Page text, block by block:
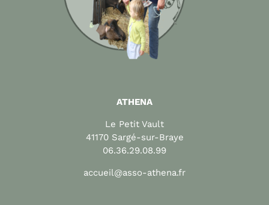
ATHENA
Le Petit Vault
41170 Sargé-sur-Braye
06.36.29.08.99
accueil@asso-athena.fr